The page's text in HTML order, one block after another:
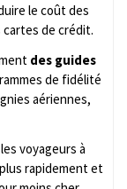
le coût des
de crédit.
des guides
de fidélité
aériennes,
voyageurs à
rapidement et